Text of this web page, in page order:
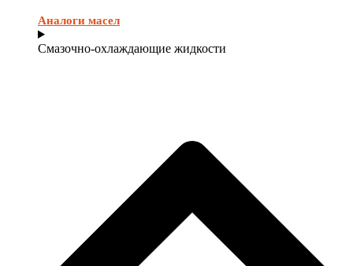
Аналоги масел
Смазочно-охлаждающие жидкости